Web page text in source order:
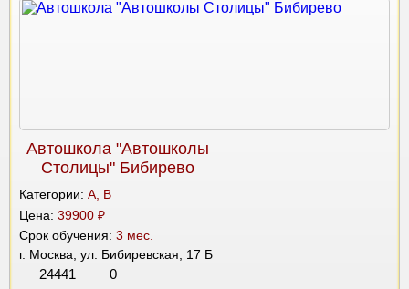
Автошкола "Автошколы
Столицы" Бибирево
Категории: A, B
Цена: 39900 ₽
Срок обучения: 3 мес.
г. Москва, ул. Бибиревская, 17 Б
24441 0